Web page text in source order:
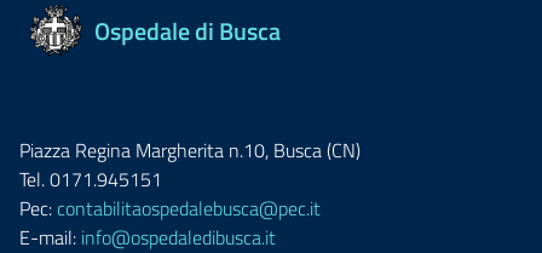
Ospedale di Busca
Piazza Regina Margherita n.10, Busca (CN)
Tel. 0171.945151
Pec: contabilitaospedalebusca@pec.it
E-mail: info@ospedaledibusca.it